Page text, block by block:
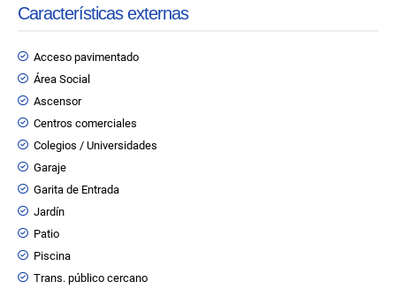
Características externas
Acceso pavimentado
Área Social
Ascensor
Centros comerciales
Colegios / Universidades
Garaje
Garita de Entrada
Jardín
Patio
Piscina
Trans. público cercano